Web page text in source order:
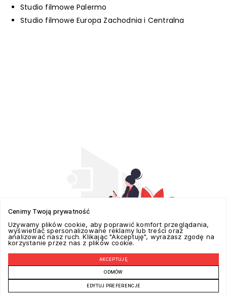
Studio filmowe Palermo
Studio filmowe Europa Zachodnia i Centralna
POZYCJONOWANIE W GOOGLE REALIZUJE -ADSPECTRA.PL
© COPYRIGHT 2026 RED NOSES | STWORZONE W RAMACH
Cenimy Twoją prywatność
Używamy plików cookie, aby poprawić komfort przeglądania,
wyświetlać spersonalizowane reklamy lub treści oraz
analizować nasz ruch. Klikając "Akceptuję", wyrażasz zgodę na
korzystanie przez nas z plików cookie.
ODMÓW
EDYTUJ PREFERENCJE
AKCEPTUJĘ